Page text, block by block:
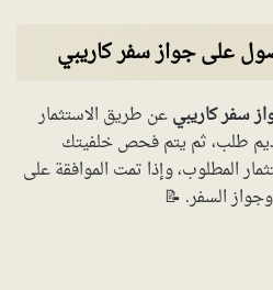
على جواز سفر كاريبي
سفر كاريبيعن طريق الاستثمار
طلب، ثم يتم فحص خلفيتك
المطلوب، وإذا تمت الموافقة على
السفر. 📝